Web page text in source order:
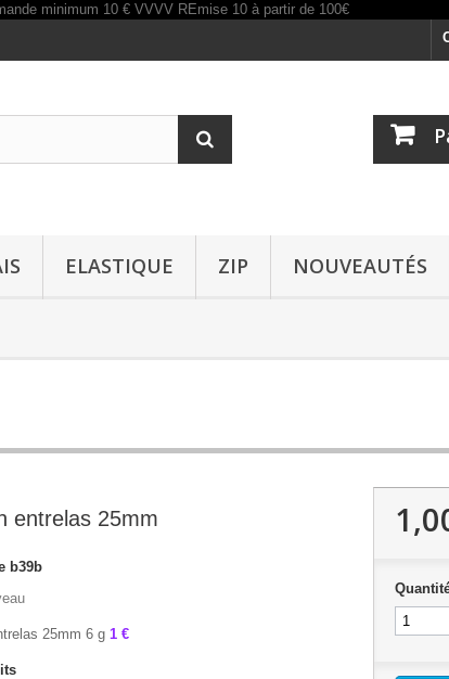
ELASTIQUE ZIP NOUVEAUTÉS
entrelas 25mm
b39b
25mm 6 g 1 €